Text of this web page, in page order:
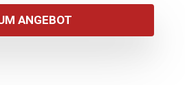
war:
400,00 €
ist:
340,00 €.
ANGEBOT